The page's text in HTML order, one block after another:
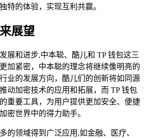
特的体验，实现互利共赢。
展望
展和进步,中本聪、酷儿和 TP 钱包这三
加紧密，中本聪的理念将继续像明亮的
业的发展方向，酷儿们的创新将如同源
动加密技术的应用和拓展，而 TP 钱包
重要工具，为用户提供更加安全、便捷
密世界中的得力助手。
的领域得到广泛应用,如金融、医疗、